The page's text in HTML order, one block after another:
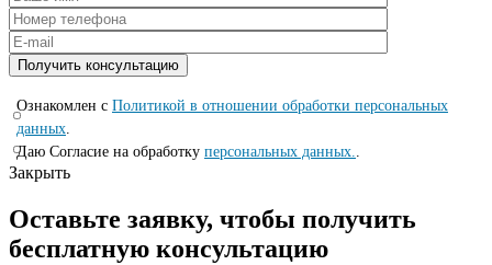
Ознакомлен с Политикой в отношении обработки персональных
данных.
Даю Согласие на обработку персональных данных..
Закрыть
Оставьте заявку, чтобы получить
бесплатную консультацию